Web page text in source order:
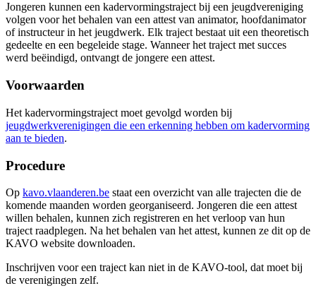
Jongeren kunnen een kadervormingstraject bij een jeugdvereniging
volgen voor het behalen van een attest van animator, hoofdanimator
of instructeur in het jeugdwerk. Elk traject bestaat uit een theoretisch
gedeelte en een begeleide stage. Wanneer het traject met succes
werd beëindigd, ontvangt de jongere een attest.
Voorwaarden
Het kadervormingstraject moet gevolgd worden bij
jeugdwerkverenigingen die een erkenning hebben om kadervorming
aan te bieden.
Procedure
Op kavo.vlaanderen.be staat een overzicht van alle trajecten die de
komende maanden worden georganiseerd. Jongeren die een attest
willen behalen, kunnen zich registreren en het verloop van hun
traject raadplegen. Na het behalen van het attest, kunnen ze dit op de
KAVO website downloaden.
Inschrijven voor een traject kan niet in de KAVO-tool, dat moet bij
de verenigingen zelf.